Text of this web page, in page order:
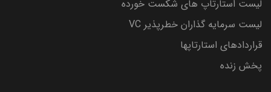
لیست استارتاپ های شکست خورده
لیست سرمایه گذاران خطرپذیر VC
قراردادهای استارتاپها
پخش زنده